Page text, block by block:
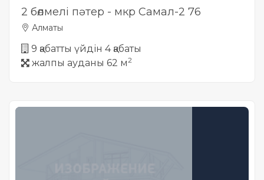
2 бөлмелі пәтер - мкр Самал-2 76
Алматы
9 қабатты үйдін 4 қабаты
жалпы ауданы 62 м2